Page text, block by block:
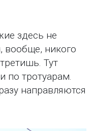
здесь не
вообще, никого
Тут
по тротуарам.
направляются